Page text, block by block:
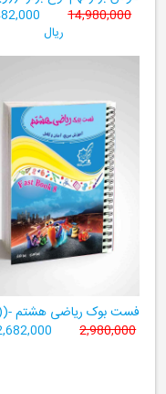
14,980,000
ریال
2,980,000
2,682,000